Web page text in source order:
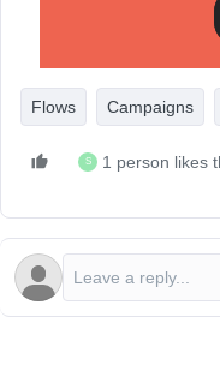
​Viel Spaß beim Training!
Flows Campaigns
S 1 person likes